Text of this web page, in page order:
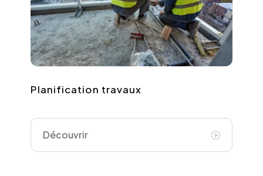
Planification travaux
Découvrir